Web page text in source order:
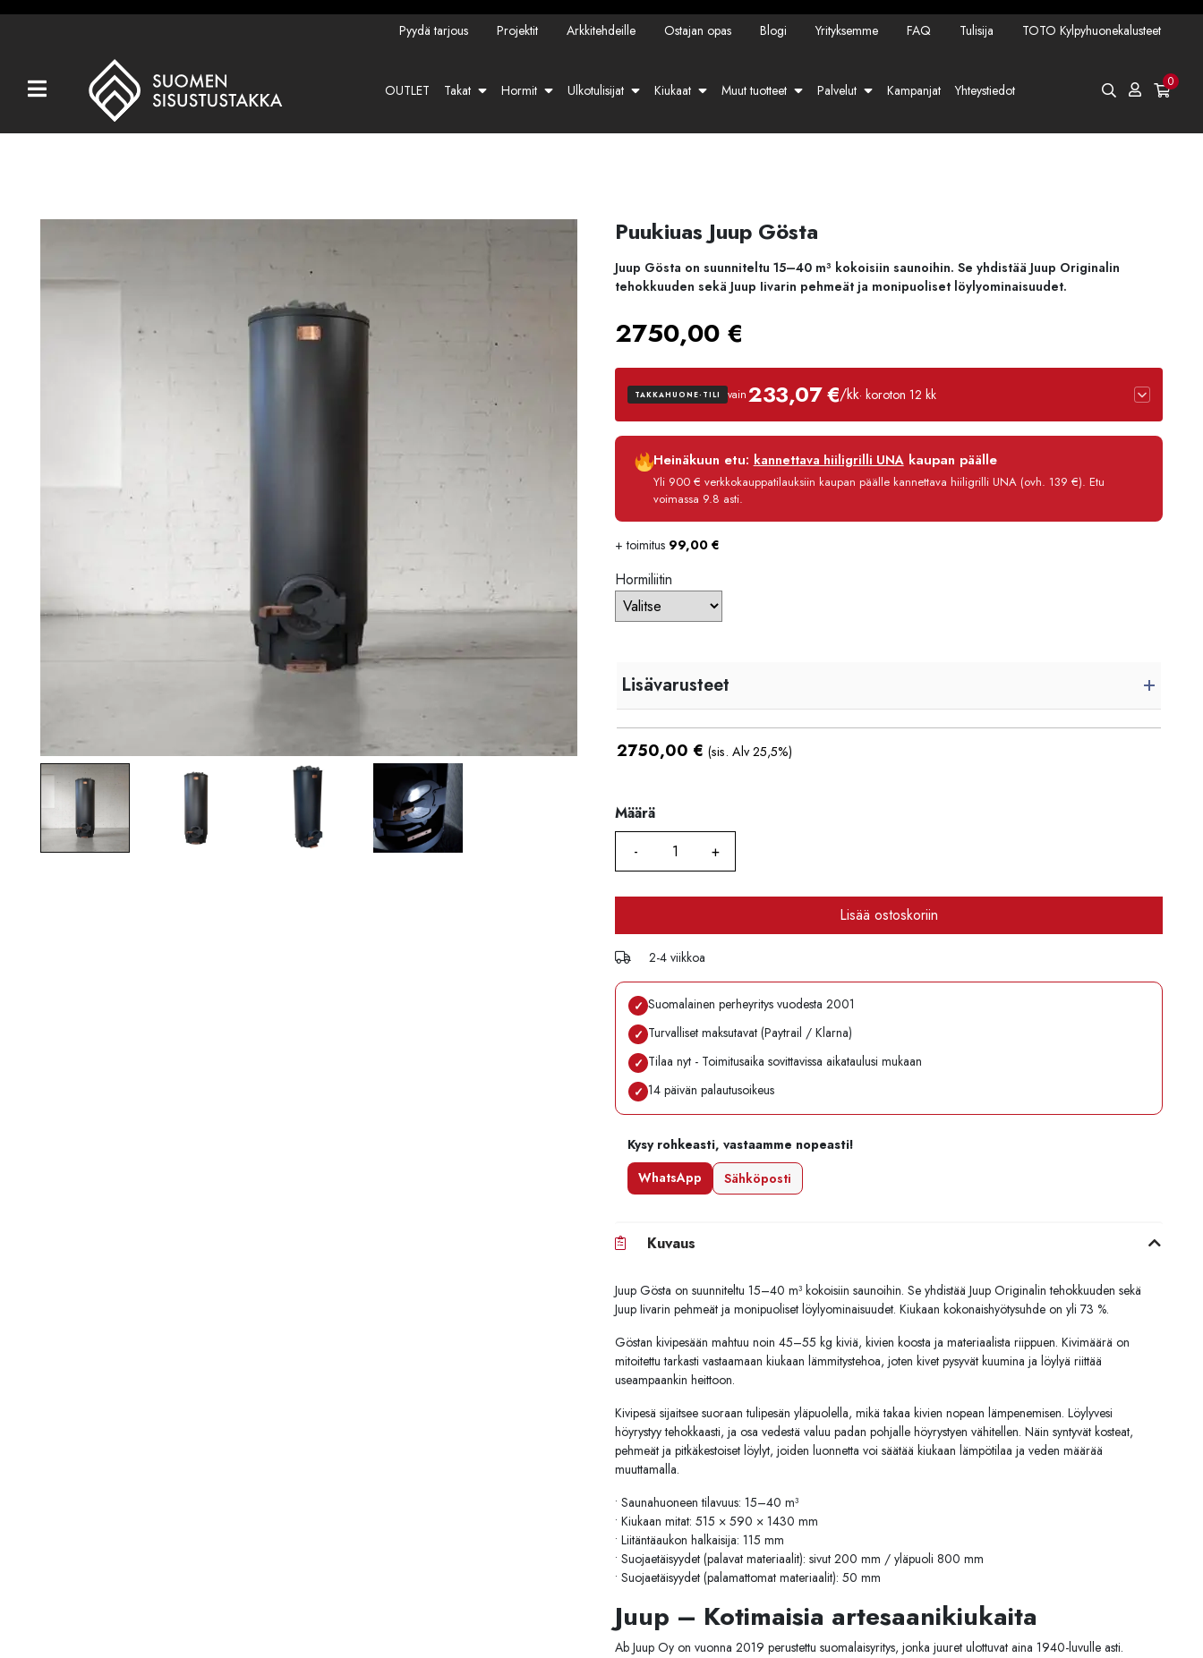
Kaikki tuotteet
Takat
Ulkotulisijat
Arkkitehdeille
FAQ
Tulisija
TOTO
Kylpyhuonekalusteet
Pyydä tarjous Projektit Arkkitehdeille Ostajan opas Blogi Yrityksemme FAQ Tulisija TOTO Kylpyhuonekalusteet
OUTLET Takat Hormit Ulkotulisijat Kiukaat Muut tuotteet Palvelut Kampanjat Yhteystiedot 0
Puukiuas Juup Gösta
Juup Gösta on suunniteltu 15–40 m³ kokoisiin saunoihin. Se yhdistää Juup Originalin
tehokkuuden sekä Juup Iivarin pehmeät ja monipuoliset löylyominaisuudet.
2750,00 €
TAKKAHUONE-TILI vain233,07 €/kk· koroton 12 kk
Luottoaika
Korko
Käsittelymaksu
Heinäkuun etu: kannettava hiiligrilli UNAkaupan päälle
Yli 900 € verkkokauppatilauksiin kaupan päälle kannettava hiiligrilli UNA (ovh. 139 €). Etu
voimassa 9.8 asti.
+ toimitus 99,00 €
Hormiliitin
Lisävarusteet
2750,00 € (sis. Alv 25,5%)
Määrä
Määrä
Lisää ostoskoriin
2-4 viikkoa
✓ Suomalainen perheyritys vuodesta 2001
✓ Turvalliset maksutavat (Paytrail / Klarna)
✓ Tilaa nyt - Toimitusaika sovittavissa aikataulusi mukaan
✓ 14 päivän palautusoikeus
Kysy rohkeasti, vastaamme nopeasti!
WhatsApp
Sähköposti
Kuvaus
Juup Gösta on suunniteltu 15–40 m³ kokoisiin saunoihin. Se yhdistää Juup Originalin tehokkuuden sekä
Juup Iivarin pehmeät ja monipuoliset löylyominaisuudet. Kiukaan kokonaishyötysuhde on yli 73 %.
Göstan kivipesään mahtuu noin 45–55 kg kiviä, kivien koosta ja materiaalista riippuen. Kivimäärä on
mitoitettu tarkasti vastaamaan kiukaan lämmitystehoa, joten kivet pysyvät kuumina ja löylyä riittää
useampaankin heittoon.
Kivipesä sijaitsee suoraan tulipesän yläpuolella, mikä takaa kivien nopean lämpenemisen. Löylyvesi
höyrystyy tehokkaasti, ja osa vedestä valuu padan pohjalle höyrystyen vähitellen. Näin syntyvät kosteat,
pehmeät ja pitkäkestoiset löylyt, joiden luonnetta voi säätää kiukaan lämpötilaa ja veden määrää
muuttamalla.
• Saunahuoneen tilavuus: 15–40 m³
• Kiukaan mitat: 515 × 590 × 1430 mm
• Liitäntäaukon halkaisija: 115 mm
• Suojaetäisyydet (palavat materiaalit): sivut 200 mm / yläpuoli 800 mm
• Suojaetäisyydet (palamattomat materiaalit): 50 mm
Juup – Kotimaisia artesaanikiukaita
Ab Juup Oy on vuonna 2019 perustettu suomalaisyritys, jonka juuret ulottuvat aina 1940-luvulle asti.